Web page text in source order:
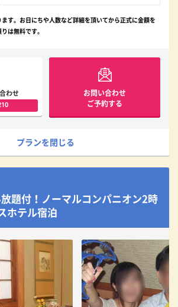
す。お日にちや人数など詳細を頂いてから正式に金額を
は無料です。
わせ
お問い合わせ
ご予約する
プランを閉じる
放題付！ノーマルコンパニオン2時
ホテル宿泊